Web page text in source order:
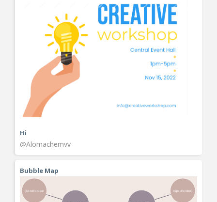
Hi
@Alomachemvv
Bubble Map